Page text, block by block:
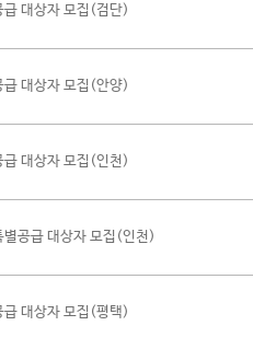
대상자 모집(검단)
대상자 모집(안양)
대상자 모집(인천)
공급 대상자 모집(인천)
대상자 모집(평택)